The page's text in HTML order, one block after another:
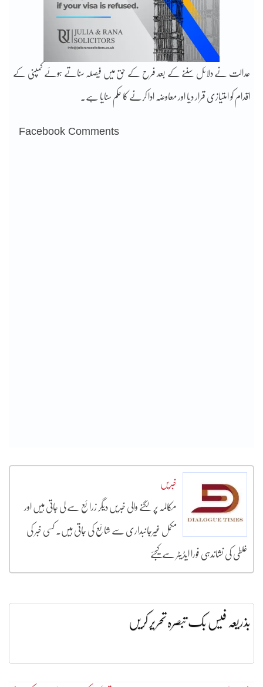
عدالت نے دلائل سننے کے بعد فرح کے حق میں فیصلہ سناتے ہوئے کمپنی کے
اقدام کو امتیازی قرار دیا اور معاوضہ ادا کرنے کا حکم سنایا ہے۔
Facebook Comments
خبریں
مکالمہ پر لگنے والی خبریں دیگر زرائع سے لی جاتی ہیں اور
مکمل غیرجانبداری سے شائع کی جاتی ہیں۔ کسی خبر کی
غلطی کی نشاندہی فورا ایڈیٹر سے کیجئے
بذریعہ فیس بک تبصرہ تحریر کریں